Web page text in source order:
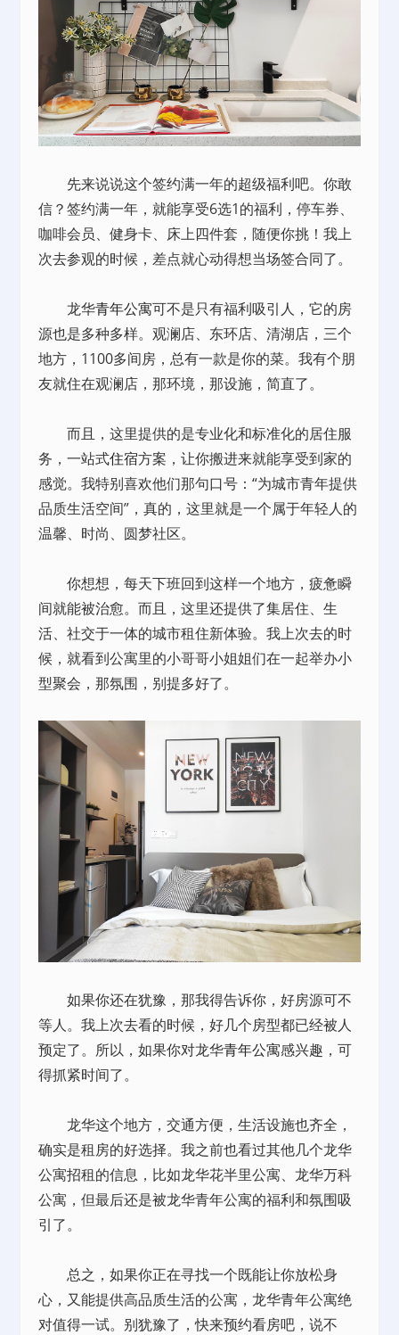
先来说说这个签约满一年的超级福利吧。你敢
信？签约满一年，就能享受6选1的福利，停车券、
咖啡会员、健身卡、床上四件套，随便你挑！我上
次去参观的时候，差点就心动得想当场签合同了。
龙华青年公寓可不是只有福利吸引人，它的房
源也是多种多样。观澜店、东环店、清湖店，三个
地方，1100多间房，总有一款是你的菜。我有个朋
友就住在观澜店，那环境，那设施，简直了。
而且，这里提供的是专业化和标准化的居住服
务，一站式住宿方案，让你搬进来就能享受到家的
感觉。我特别喜欢他们那句口号：“为城市青年提供
品质生活空间”，真的，这里就是一个属于年轻人的
温馨、时尚、圆梦社区。
你想想，每天下班回到这样一个地方，疲惫瞬
间就能被治愈。而且，这里还提供了集居住、生
活、社交于一体的城市租住新体验。我上次去的时
候，就看到公寓里的小哥哥小姐姐们在一起举办小
型聚会，那氛围，别提多好了。
如果你还在犹豫，那我得告诉你，好房源可不
等人。我上次去看的时候，好几个房型都已经被人
预定了。所以，如果你对龙华青年公寓感兴趣，可
得抓紧时间了。
龙华这个地方，交通方便，生活设施也齐全，
确实是租房的好选择。我之前也看过其他几个龙华
公寓招租的信息，比如龙华花半里公寓、龙华万科
公寓，但最后还是被龙华青年公寓的福利和氛围吸
引了。
总之，如果你正在寻找一个既能让你放松身
心，又能提供高品质生活的公寓，龙华青年公寓绝
对值得一试。别犹豫了，快来预约看房吧，说不